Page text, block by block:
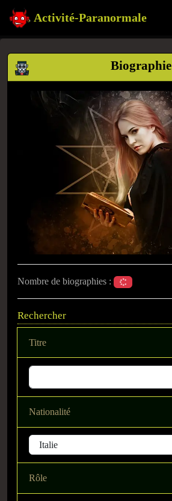
Activité-Paranormale
Biographie
Nombre de biographies :
Rechercher
Titre
Nationalité
Rôle